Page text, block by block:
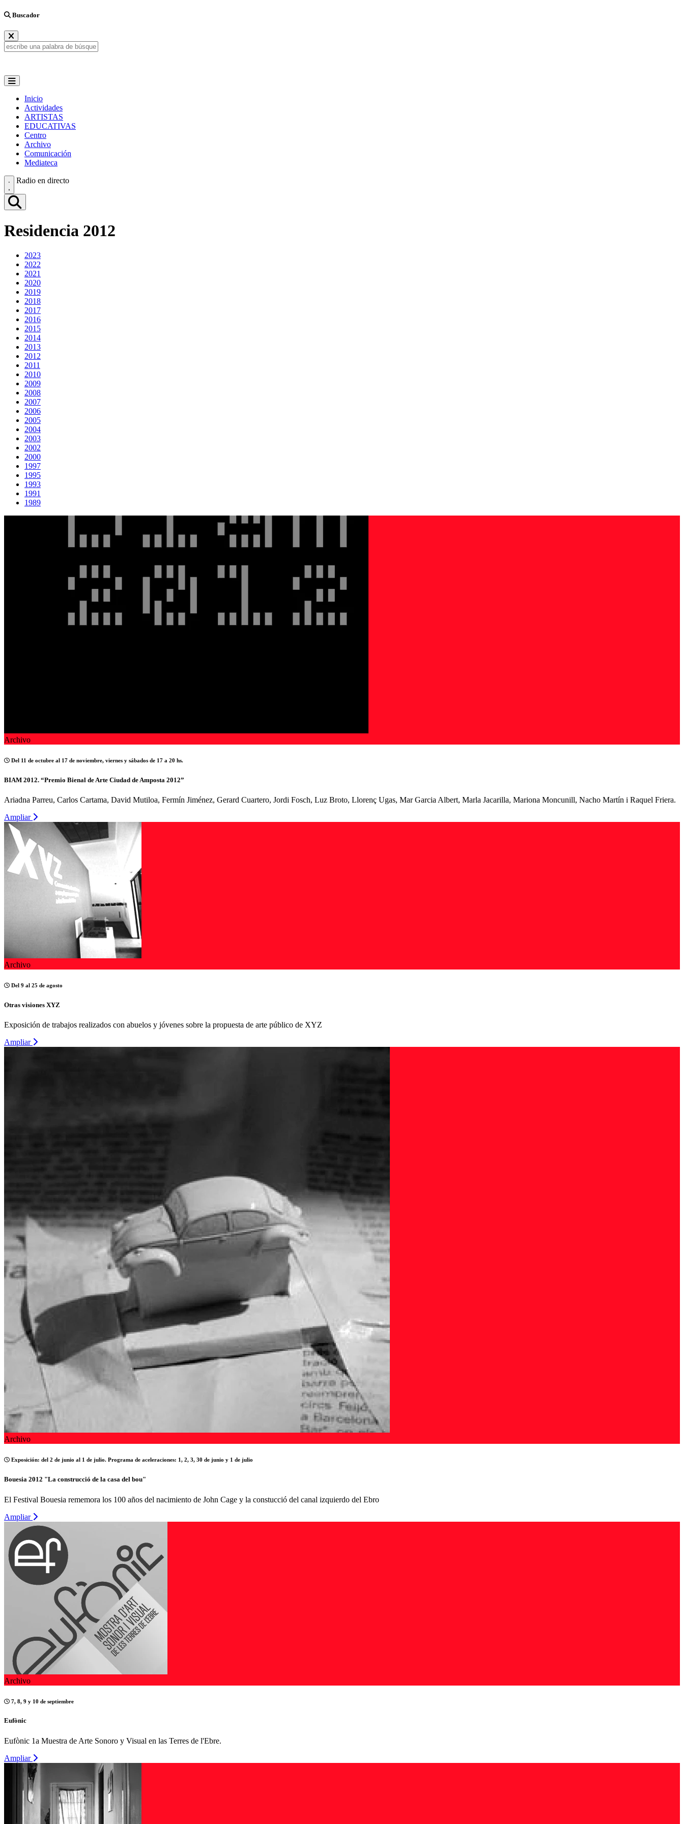
Buscador
Inicio
Actividades
ARTISTAS
EDUCATIVAS
Centro
Archivo
Comunicación
Mediateca
Radio en directo
Residencia 2012
2023
2022
2021
2020
2019
2018
2017
2016
2015
2014
2013
2012
2011
2010
2009
2008
2007
2006
2005
2004
2003
2002
2000
1997
1995
1993
1991
1989
Archivo
Del 11 de octubre al 17 de noviembre, viernes y sábados de 17 a 20 hs.
BIAM 2012. “Premio Bienal de Arte Ciudad de Amposta 2012”
Ariadna Parreu, Carlos Cartama, David Mutiloa, Fermín Jiménez, Gerard Cuartero, Jordi Fosch, Luz Broto, Llorenç Ugas, Mar Garcia Albert, Marla Jacarilla, Mariona Moncunill, Nacho Martín i Raquel Friera.
Ampliar
Archivo
Del 9 al 25 de agosto
Otras visiones XYZ
Exposición de trabajos realizados con abuelos y jóvenes sobre la propuesta de arte público de XYZ
Ampliar
Archivo
Exposición: del 2 de junio al 1 de julio. Programa de aceleraciones: 1, 2, 3, 30 de junio y 1 de julio
Bouesia 2012 "La construcció de la casa del bou"
El Festival Bouesia rememora los 100 años del nacimiento de John Cage y la constucció del canal izquierdo del Ebro
Ampliar
Archivo
7, 8, 9 y 10 de septiembre
Eufònic
Eufònic 1a Muestra de Arte Sonoro y Visual en las Terres de l'Ebre.
Ampliar